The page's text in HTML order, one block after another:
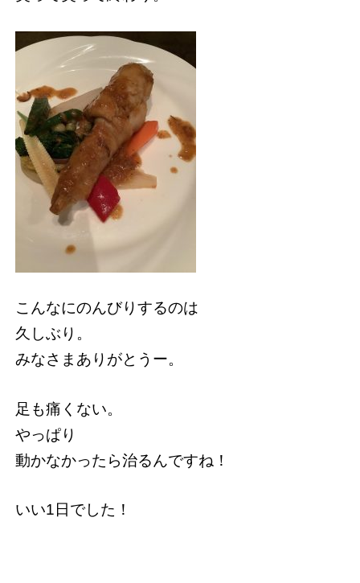
こんなにのんびりするのは
久しぶり。
みなさまありがとうー。
足も痛くない。
やっぱり
動かなかったら治るんですね！
いい1日でした！